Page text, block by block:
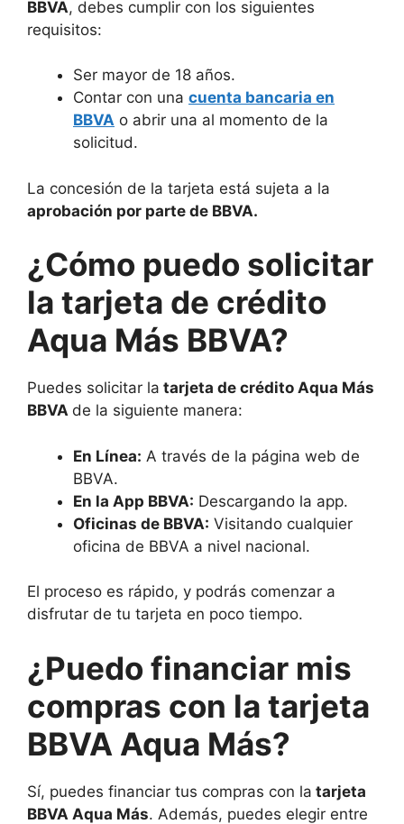
BBVA, debes cumplir con los siguientes
requisitos:
Ser mayor de 18 años.
Contar con una cuenta bancaria en
BBVA o abrir una al momento de la
solicitud.
La concesión de la tarjeta está sujeta a la
aprobación por parte de BBVA.
¿Cómo puedo solicitar
la tarjeta de crédito
Aqua Más BBVA?
Puedes solicitar la tarjeta de crédito Aqua Más
BBVA de la siguiente manera:
En Línea: A través de la página web de
BBVA.
En la App BBVA: Descargando la app.
Oficinas de BBVA: Visitando cualquier
oficina de BBVA a nivel nacional.
El proceso es rápido, y podrás comenzar a
disfrutar de tu tarjeta en poco tiempo.
¿Puedo financiar mis
compras con la tarjeta
BBVA Aqua Más?
Sí, puedes financiar tus compras con la tarjeta
BBVA Aqua Más. Además, puedes elegir entre